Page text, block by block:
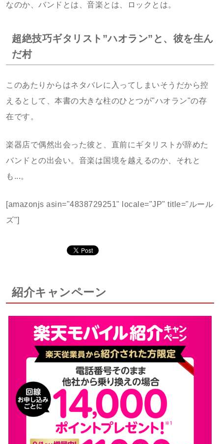
なのか、バンドとは、音楽とは、ロックとは。
超絶技巧ギタリスト”ハオラン”と、彼を生ん
だ村
このあたりからはネタバレに入ってしまいそうだから控
えるとして、本書の大きな柱のひとつが"ハオラン"の存
在です。
楽器店で偶然出会った彼と、直前にギタリストが辞めた
バンドとの出会い。音楽は国境を越えるのか、それと
も...。
[amazonjs asin="4838729251" locale="JP" title="ルール
ズ"]
紹介キャンペーン